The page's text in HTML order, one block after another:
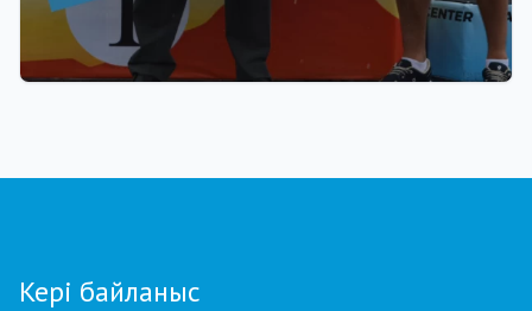
Кері байланыс